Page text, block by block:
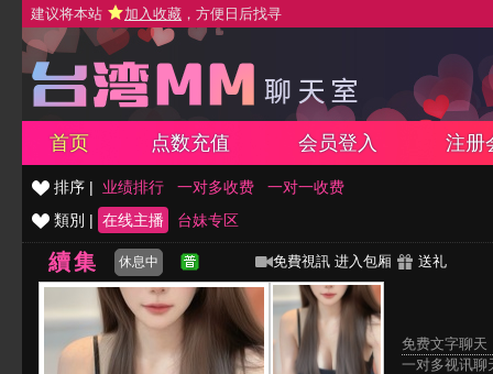
建议将本站 加入收藏 ，方便日后找寻
首页 点数充值 会员登入 注册
排序 | 业绩排行 一对多收费
一对一收费
類別 | 在线主播 台妹专区
續集 休息中 免費視訊 进入包厢 送礼
免费文字聊
一对多视讯